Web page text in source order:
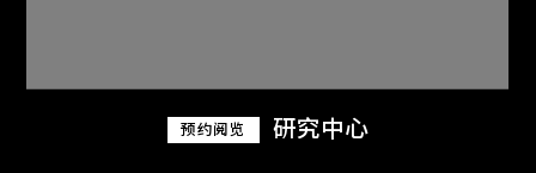
预约阅览 研究中心
关于M+藏品
探索世界顶级的二十及二十一世纪视觉